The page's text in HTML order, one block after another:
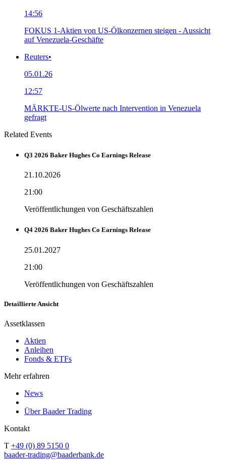
14:56
FOKUS 1-Aktien von US-Ölkonzernen steigen - Aussicht
auf Venezuela-Geschäfte
Reuters•
05.01.26
12:57
MÄRKTE-US-Ölwerte nach Intervention in Venezuela
gefragt
Related Events
Q3 2026 Baker Hughes Co Earnings Release
21.10.2026
21:00
Veröffentlichungen von Geschäftszahlen
Q4 2026 Baker Hughes Co Earnings Release
25.01.2027
21:00
Veröffentlichungen von Geschäftszahlen
Detaillierte Ansicht
Assetklassen
Aktien
Anleihen
Fonds & ETFs
Mehr erfahren
News
Über Baader Trading
Kontakt
T +49 (0) 89 5150 0
baader-trading@baaderbank.de